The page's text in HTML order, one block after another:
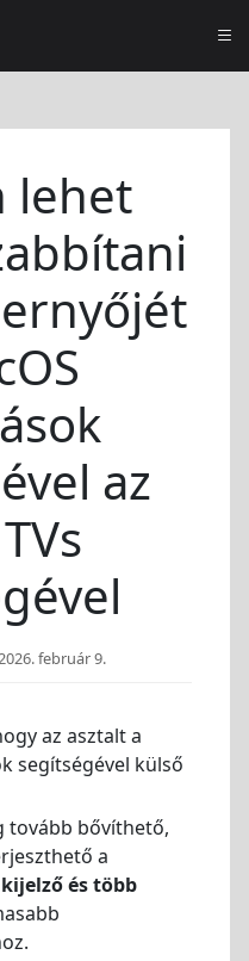
lehet
az
február 9.
az asztalt a
segítségével külső
tovább bővíthető,
a
és több